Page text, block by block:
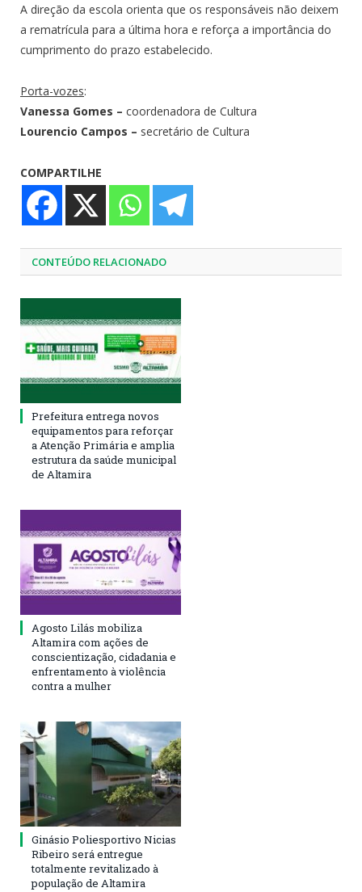
A direção da escola orienta que os responsáveis não deixem
a rematrícula para a última hora e reforça a importância do
cumprimento do prazo estabelecido.
Porta-vozes:
Vanessa Gomes – coordenadora de Cultura
Lourencio Campos – secretário de Cultura
COMPARTILHE
CONTEÚDO RELACIONADO
Prefeitura entrega novos
equipamentos para reforçar
a Atenção Primária e amplia
estrutura da saúde municipal
de Altamira
Agosto Lilás mobiliza
Altamira com ações de
conscientização, cidadania e
enfrentamento à violência
contra a mulher
Ginásio Poliesportivo Nicias
Ribeiro será entregue
totalmente revitalizado à
população de Altamira